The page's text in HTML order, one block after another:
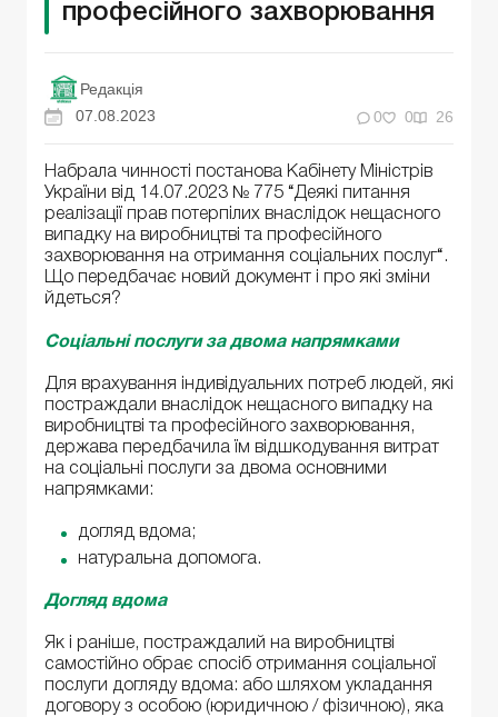
професійного захворювання
Редакція
07.08.2023
0 0 26
Набрала чинності постанова Кабінету Міністрів
України від 14.07.2023 № 775 “Деякі питання
реалізації прав потерпілих внаслідок нещасного
випадку на виробництві та професійного
захворювання на отримання соціальних послуг“.
Що передбачає новий документ і про які зміни
йдеться?
Соціальні послуги за двома напрямками
Для врахування індивідуальних потреб людей, які
постраждали внаслідок нещасного випадку на
виробництві та професійного захворювання,
держава передбачила їм відшкодування витрат
на соціальні послуги за двома основними
напрямками:
догляд вдома;
натуральна допомога.
Догляд вдома
Як і раніше, постраждалий на виробництві
самостійно обрає спосіб отримання соціальної
послуги догляду вдома: або шляхом укладання
договору з особою (юридичною / фізичною), яка